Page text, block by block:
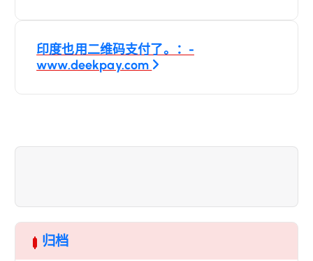
印度也用二维码支付了。：-
www.deekpay.com
归档